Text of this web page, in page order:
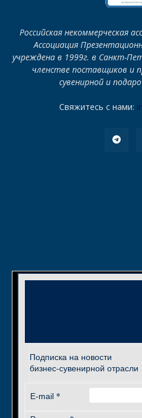
Российская некоммерческая
Ассоциация
учреждена в 1999г. в Санкт-
членстве поставщиков и
сувенирной и
Свяжитесь с нами:
Подписка на новости
бизнес-сувенирной отрасли
E-mail *